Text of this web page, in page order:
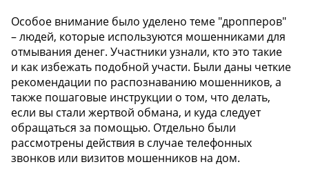
Особое внимание было уделено теме "дропперов"
– людей, которые используются мошенниками для
отмывания денег. Участники узнали, кто это такие
и как избежать подобной участи. Были даны четкие
рекомендации по распознаванию мошенников, а
также пошаговые инструкции о том, что делать,
если вы стали жертвой обмана, и куда следует
обращаться за помощью. Отдельно были
рассмотрены действия в случае телефонных
звонков или визитов мошенников на дом.